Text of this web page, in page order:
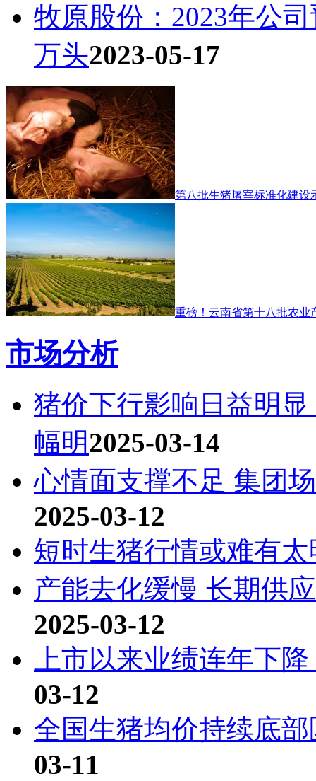
牧原股份：2023年公
万头2023-05-17
第八批生猪屠宰标准化建设
重磅！云南省第十八批农业
市场分析
猪价下行影响日益明
幅明2025-03-14
心情面支撑不足 集团
2025-03-12
短时生猪行情或难有
产能去化缓慢 长期供
2025-03-12
上市以来业绩连年下
03-12
全国生猪均价持续底
03-11